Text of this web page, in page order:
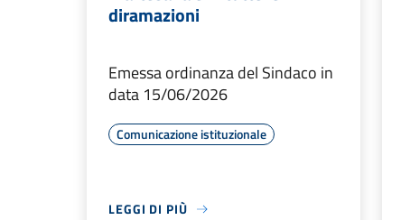
diramazioni
Emessa ordinanza del Sindaco in
data 15/06/2026
Comunicazione istituzionale
LEGGI DI PIÙ